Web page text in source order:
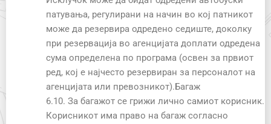
патувања, регулирани на начин во кој патникот
може да резервира одредено седиште, доколку
при резервација во агенцијата доплати одредена
сума определена по програма (освен за првиот
ред, кој е најчесто резервиран за персоналот на
агенцијата или превозникот).Багаж
6.10. За багажот се грижи лично самиот корисник.
Корисникот има право на багаж согласно